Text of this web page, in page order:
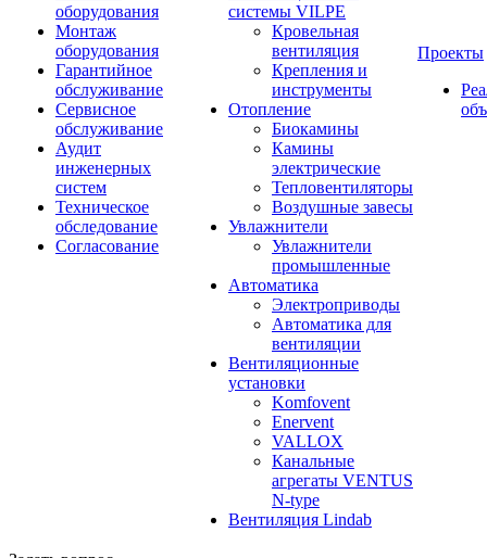
оборудования
Монтаж
оборудования
Гарантийное
обслуживание
Сервисное
обслуживание
Аудит
инженерных
систем
Техническое
обследование
Согласование
системы VILPE
Кровельная
вентиляция
Крепления и
инструменты
Отопление
Биокамины
Камины
электрические
Тепловентиляторы
Воздушные завесы
Увлажнители
Увлажнители
промышленные
Автоматика
Электроприводы
Автоматика для
вентиляции
Вентиляционные
установки
Komfovent
Enervent
VALLOX
Канальные
агрегаты VENTUS
N-type
Вентиляция Lindab
Проекты